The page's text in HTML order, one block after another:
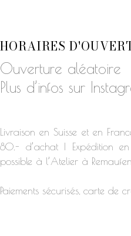
HORAIRES
Ouverture aléatoire
Plus d’infos sur
Livraison en Suisse et en
80.- d’achat | Expédition
possible à l’Atelier à
Paiements sécurisés, carte de